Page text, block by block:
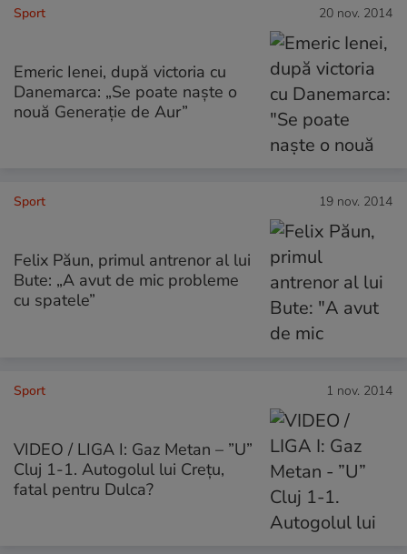
Sport 20 nov. 2014
Emeric Ienei, după victoria cu
Danemarca: „Se poate naște o
nouă Generație de Aur”
Sport 19 nov. 2014
Felix Păun, primul antrenor al lui
Bute: „A avut de mic probleme
cu spatele”
Sport 1 nov. 2014
VIDEO / LIGA I: Gaz Metan – ”U”
Cluj 1-1. Autogolul lui Crețu,
fatal pentru Dulca?